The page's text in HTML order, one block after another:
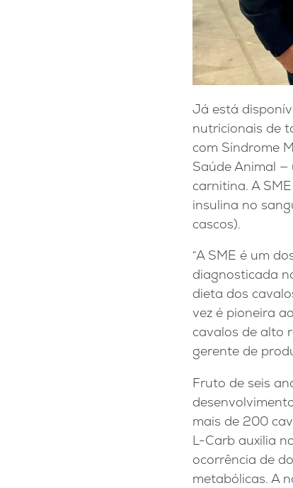
Já está
nutricionais de
com Síndrome
Saúde Animal
carnitina. A
insulina no
cascos).
“A SME é um
diagnosticada
dieta dos
vez é pioneira
cavalos de alto
gerente de
Fruto de seis
mais de 200
L-Carb auxilia
ocorrência de
metabólicas. A